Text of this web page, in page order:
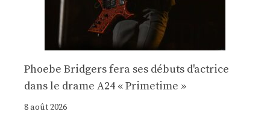
Phoebe Bridgers fera ses débuts d'actrice
dans le drame A24 « Primetime »
8 août 2026